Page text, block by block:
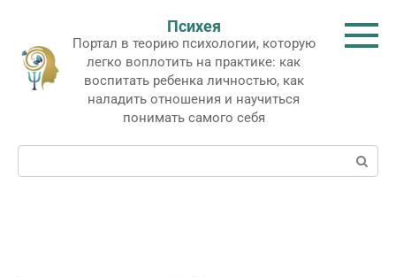
контенту
Психея
Портал в теорию психологии, которую
легко воплотить на практике: как
воспитать ребенка личностью, как
наладить отношения и научиться
понимать самого себя
Поиск: